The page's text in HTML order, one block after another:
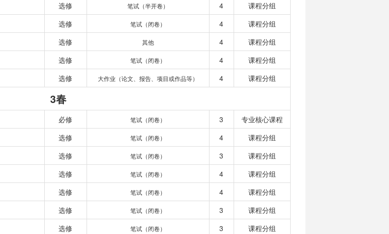
选修 笔试（半开卷） 4
课程分组
选修 笔试（闭卷） 4
课程分组
选修 其他 4
课程分组
选修 笔试（闭卷） 4
课程分组
选修 大作业（论文、报告、项目或作品等） 4 课程分组
3春
必修 笔试（闭卷） 3
专业核心课程
选修 笔试（闭卷） 4
课程分组
选修 笔试（闭卷） 3
课程分组
选修 笔试（闭卷） 4
课程分组
选修 笔试（闭卷） 4
课程分组
选修 笔试（闭卷） 3
课程分组
选修 笔试（闭卷） 3 课程分组